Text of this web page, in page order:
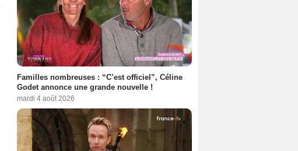
Familles nombreuses : “C’est officiel”, Céline
Godet annonce une grande nouvelle !
mardi 4 août 2026